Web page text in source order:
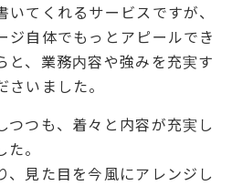
てくれるサービスですが、
ジ自体でもっとアピールでき
と、業務内容や強みを充実す
いました。
つつも、着々と内容が充実し
。
、見た目を今風にアレンジし